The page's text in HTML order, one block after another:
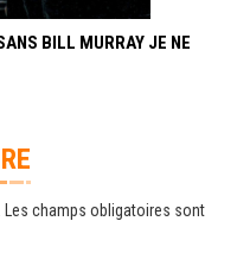
BILL MURRAY JE NE
Les champs obligatoires sont